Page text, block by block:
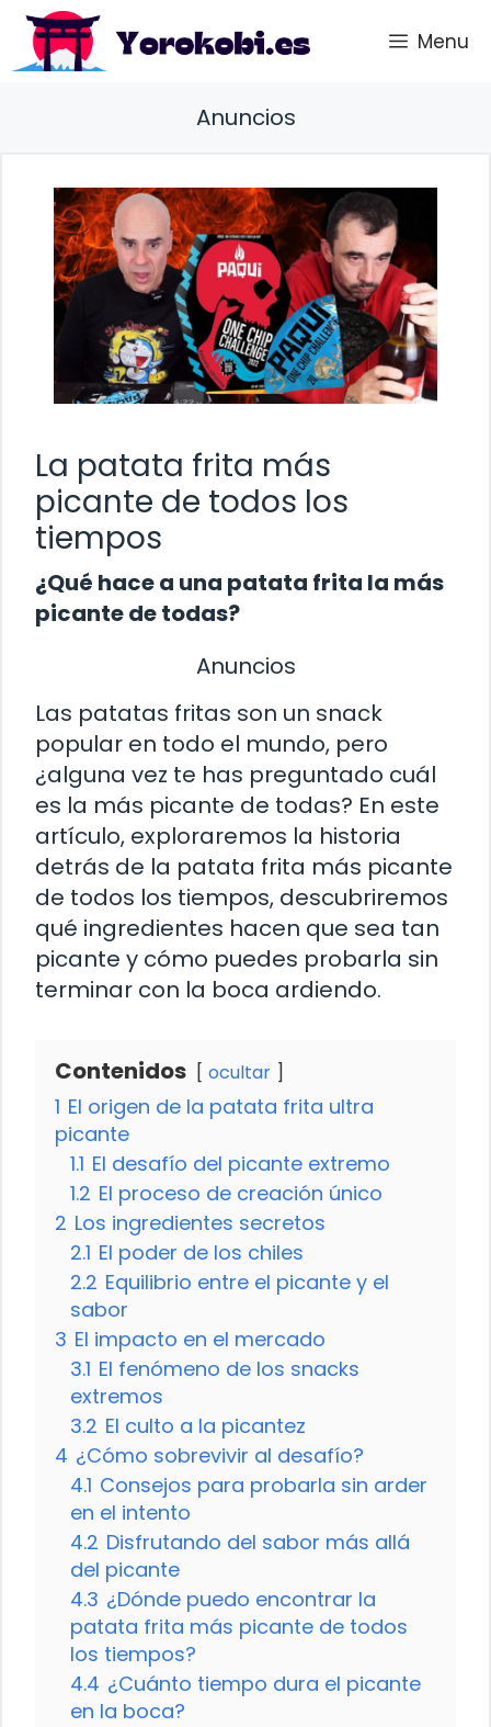
Saltar
contenido
Menu
Anuncios
La patata frita más
picante de todos los
tiempos
¿Qué hace a una patata frita la más
picante de todas?
Anuncios
Las patatas fritas son un snack
popular en todo el mundo, pero
¿alguna vez te has preguntado cuál
es la más picante de todas? En este
artículo, exploraremos la historia
detrás de la patata frita más picante
de todos los tiempos, descubriremos
qué ingredientes hacen que sea tan
picante y cómo puedes probarla sin
terminar con la boca ardiendo.
Contenidos ocultar
1 El origen de la patata frita ultra
picante
1.1 El desafío del picante extremo
1.2 El proceso de creación único
2 Los ingredientes secretos
2.1 El poder de los chiles
2.2 Equilibrio entre el picante y el
sabor
3 El impacto en el mercado
3.1 El fenómeno de los snacks
extremos
3.2 El culto a la picantez
4 ¿Cómo sobrevivir al desafío?
4.1 Consejos para probarla sin arder
en el intento
4.2 Disfrutando del sabor más allá
del picante
4.3 ¿Dónde puedo encontrar la
patata frita más picante de todos
los tiempos?
4.4 ¿Cuánto tiempo dura el picante
en la boca?